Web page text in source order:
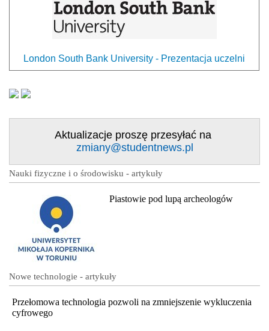
London South Bank University - Prezentacja uczelni
Aktualizacje proszę przesyłać na
zmiany@studentnews.pl
Nauki fizyczne i o środowisku - artykuły
Piastowie pod lupą archeologów
Nowe technologie - artykuły
Przełomowa technologia pozwoli na zmniejszenie wykluczenia
cyfrowego